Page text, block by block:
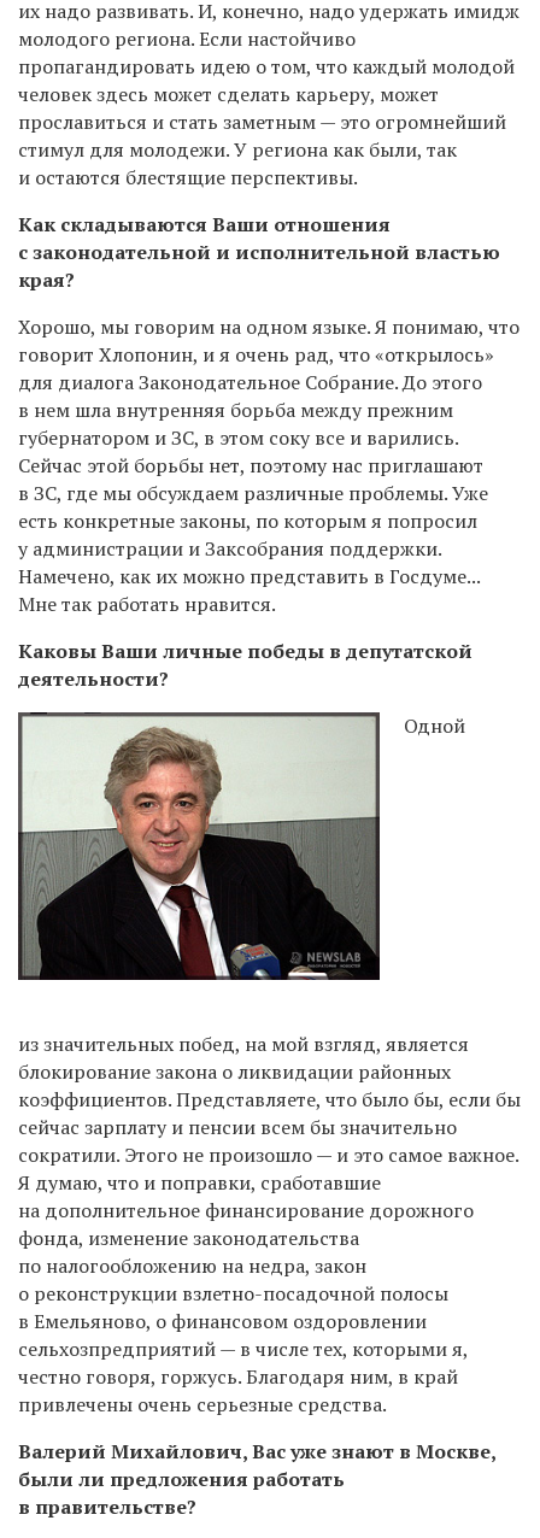
их надо развивать. И, конечно, надо удержать имидж
молодого региона. Если настойчиво
пропагандировать идею о том, что каждый молодой
человек здесь может сделать карьеру, может
прославиться и стать заметным — это огромнейший
стимул для молодежи. У региона как были, так
и остаются блестящие перспективы.
Как складываются Ваши отношения
с законодательной и исполнительной властью
края?
Хорошо, мы говорим на одном языке. Я понимаю, что
говорит Хлопонин, и я очень рад, что «открылось»
для диалога Законодательное Собрание. До этого
в нем шла внутренняя борьба между прежним
губернатором и ЗС, в этом соку все и варились.
Сейчас этой борьбы нет, поэтому нас приглашают
в ЗС, где мы обсуждаем различные проблемы. Уже
есть конкретные законы, по которым я попросил
у администрации и Заксобрания поддержки.
Намечено, как их можно представить в Госдуме...
Мне так работать нравится.
Каковы Ваши личные победы в депутатской
деятельности?
Одной
из значительных побед, на мой взгляд, является
блокирование закона о ликвидации районных
коэффициентов. Представляете, что было бы, если бы
сейчас зарплату и пенсии всем бы значительно
сократили. Этого не произошло — и это самое важное.
Я думаю, что и поправки, сработавшие
на дополнительное финансирование дорожного
фонда, изменение законодательства
по налогообложению на недра, закон
о реконструкции взлетно-посадочной полосы
в Емельяново, о финансовом оздоровлении
сельхозпредприятий — в числе тех, которыми я,
честно говоря, горжусь. Благодаря ним, в край
привлечены очень серьезные средства.
Валерий Михайлович, Вас уже знают в Москве,
были ли предложения работать
в правительстве?